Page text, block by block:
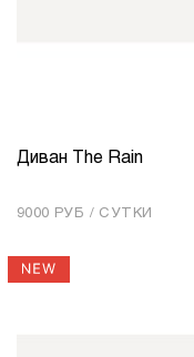
КОЛИЧЕСТВО 1
Диван The Rain
9000 РУБ / СУТКИ